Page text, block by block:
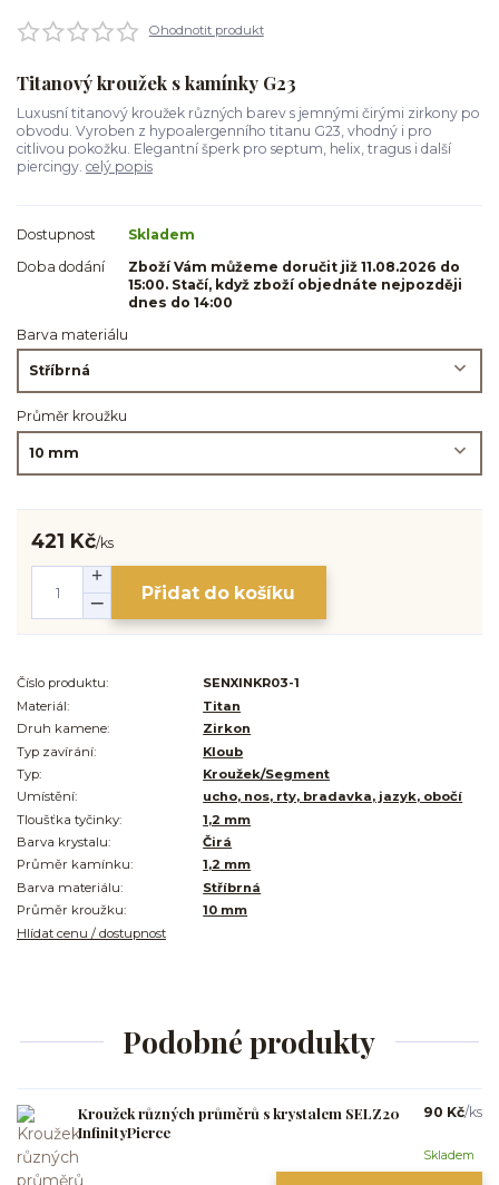
Ohodnotit produkt
Titanový kroužek s kamínky G23
Luxusní titanový kroužek různých barev s jemnými čirými zirkony po
obvodu. Vyroben z hypoalergenního titanu G23, vhodný i pro
citlivou pokožku. Elegantní šperk pro septum, helix, tragus i další
piercingy. celý popis
Dostupnost
Skladem
Doba dodání
Zboží Vám můžeme doručit již 11.08.2026 do
15:00. Stačí, když zboží objednáte nejpozději
dnes do 14:00
Barva materiálu
Průměr kroužku
421 Kč/ks
Přidat do košíku
Číslo produktu:
SENXINKR03-1
Materiál:
Titan
Druh kamene:
Zirkon
Typ zavírání:
Kloub
Typ:
Kroužek/Segment
Umístění:
ucho, nos, rty, bradavka, jazyk, obočí
Tloušťka tyčinky:
1,2 mm
Barva krystalu:
Čirá
Průměr kamínku:
1,2 mm
Barva materiálu:
Stříbrná
Průměr kroužku:
10 mm
Hlídat cenu / dostupnost
Podobné produkty
Kroužek různých průměrů s krystalem SELZ20
InfinityPierce
90 Kč/ks
Skladem